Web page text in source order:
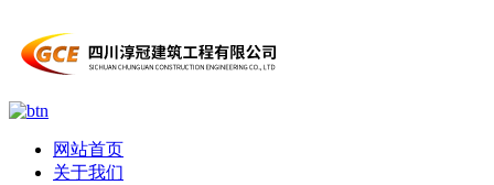
网站首页
关于我们